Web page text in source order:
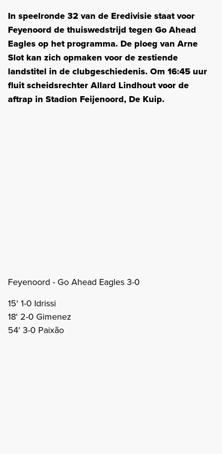
In speelronde 32 van de Eredivisie staat voor
Feyenoord de thuiswedstrijd tegen Go Ahead
Eagles op het programma. De ploeg van Arne
Slot kan zich opmaken voor de zestiende
landstitel in de clubgeschiedenis. Om 16:45 uur
fluit scheidsrechter Allard Lindhout voor de
aftrap in Stadion Feijenoord, De Kuip.
Feyenoord - Go Ahead Eagles 3-0
15' 1-0 Idrissi
18' 2-0 Gimenez
54' 3-0 Paixão